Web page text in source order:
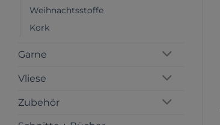
Weihnachtsstoffe
Kork
Garne
Vliese
Zubehör